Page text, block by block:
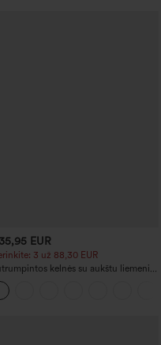
EUR
3 už 88,30 EUR
kelnės su aukštu liemeniu,
su užtrauktuku ir lino faktūra